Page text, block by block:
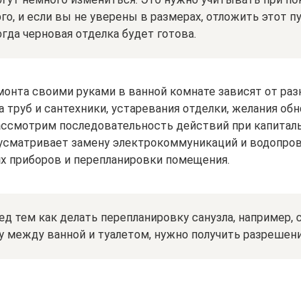
и если вы не уверены в размерах, отложить этот
черновая отделка будет готова.
своими руками в ванной комнате зависят от
труб и сантехники, устаревания отделки, желания
последовательность действий при
замену электрокоммуникаций и
приборов и перепланировки помещения.
тем как делать перепланировку санузла, например,
между ванной и туалетом, нужно получить